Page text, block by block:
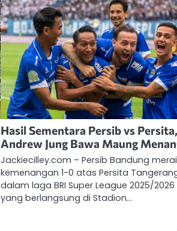
Hasil Sementara Persib vs Persita,
Andrew Jung Bawa Maung
Jackiecilley.com – Persib Bandung
kemenangan 1-0 atas Persita
dalam laga BRI Super League 2025/2026
yang berlangsung di Stadion…